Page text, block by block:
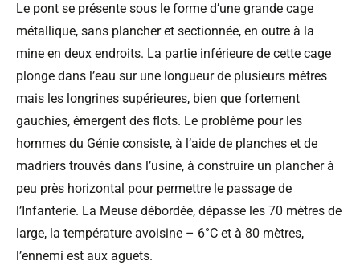
Le pont se présente sous le forme d’une grande cage
métallique, sans plancher et sectionnée, en outre à la
mine en deux endroits. La partie inférieure de cette cage
plonge dans l’eau sur une longueur de plusieurs mètres
mais les longrines supérieures, bien que fortement
gauchies, émergent des flots. Le problème pour les
hommes du Génie consiste, à l’aide de planches et de
madriers trouvés dans l’usine, à construire un plancher à
peu près horizontal pour permettre le passage de
l’Infanterie. La Meuse débordée, dépasse les 70 mètres de
large, la température avoisine – 6°C et à 80 mètres,
l’ennemi est aux aguets.